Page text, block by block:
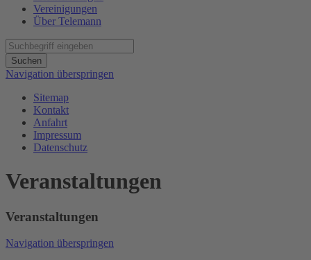
Vereinigungen
Über Telemann
Suchen
Navigation überspringen
Sitemap
Kontakt
Anfahrt
Impressum
Datenschutz
Veranstaltungen
Veranstaltungen
Navigation überspringen